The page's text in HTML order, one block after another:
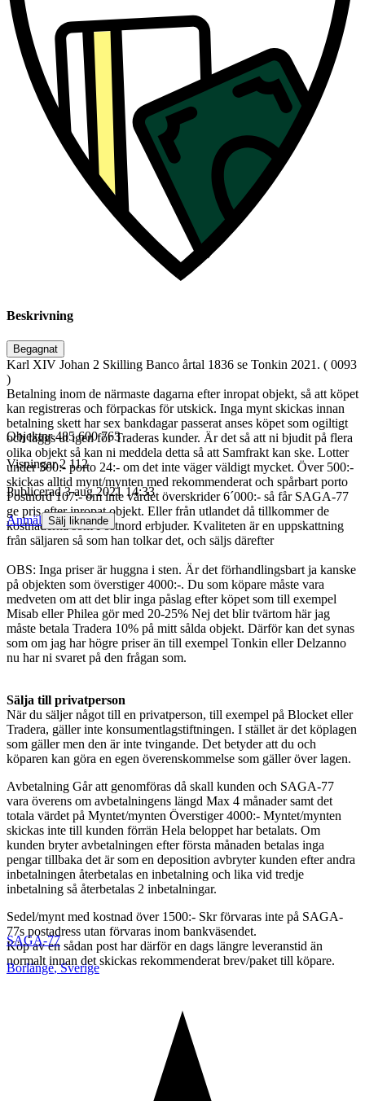
Beskrivning
Begagnat
Karl XIV Johan 2 Skilling Banco årtal 1836 se Tonkin 2021. ( 0093
)
Betalning inom de närmaste dagarna efter inropat objekt, så att köpet
kan registreras och förpackas för utskick. Inga mynt skickas innan
betalning skett har sex bankdagar passerat anses köpet som ogiltigt
och läggs ut igen för Traderas kunder. Är det så att ni bjudit på flera
olika objekt så kan ni meddela detta så att Samfrakt kan ske. Lotter
under 500:- porto 24:- om det inte väger väldigt mycket. Över 500:-
skickas alltid mynt/mynten med rekommenderat och spårbart porto
Postnord 107:- om inte värdet överskrider 6´000:- så får SAGA-77
ge pris efter inropat objekt. Eller från utlandet då tillkommer de
kostnaderna som Postnord erbjuder. Kvaliteten är en uppskattning
från säljaren så som han tolkar det, och säljs därefter
OBS: Inga priser är huggna i sten. Är det förhandlingsbart ja kanske
på objekten som överstiger 4000:-. Du som köpare måste vara
medveten om att det blir inga påslag efter köpet som till exempel
Misab eller Philea gör med 20-25% Nej det blir tvärtom här jag
måste betala Tradera 10% på mitt sålda objekt. Därför kan det synas
som om jag har högre priser än till exempel Tonkin eller Delzanno
nu har ni svaret på den frågan som.
Sälja till privatperson
När du säljer något till en privatperson, till exempel på Blocket eller
Tradera, gäller inte konsumentlagstiftningen. I stället är det köplagen
som gäller men den är inte tvingande. Det betyder att du och
köparen kan göra en egen överenskommelse som gäller över lagen.
Avbetalning Går att genomföras då skall kunden och SAGA-77
vara överens om avbetalningens längd Max 4 månader samt det
totala värdet på Myntet/mynten Överstiger 4000:- Myntet/mynten
skickas inte till kunden förrän Hela beloppet har betalats. Om
kunden bryter avbetalningen efter första månaden betalas inga
pengar tillbaka det är som en deposition avbryter kunden efter andra
inbetalningen återbetalas en inbetalning och lika vid tredje
inbetalning så återbetalas 2 inbetalningar.
Sedel/mynt med kostnad över 1500:- Skr förvaras inte på SAGA-
77s postadress utan förvaras inom bankväsendet.
Köp av en sådan post har därför en dags längre leveranstid än
normalt innan det skickas rekommenderat brev/paket till köpare.
Objektnr 485 600 763
Visningar 2 112
Publicerad 3 aug 2021 14:33
Anmäl Sälj liknande
SAGA-77
Borlänge,Sverige